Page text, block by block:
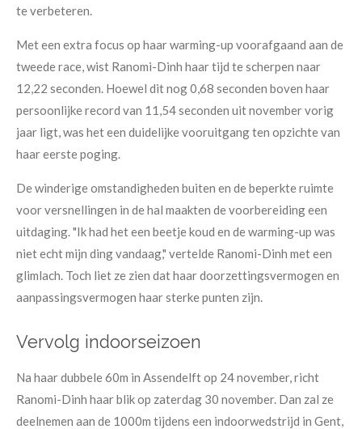
te verbeteren.
Met een extra focus op haar warming-up voorafgaand aan de
tweede race, wist Ranomi-Dinh haar tijd te scherpen naar
12,22 seconden. Hoewel dit nog 0,68 seconden boven haar
persoonlijke record van 11,54 seconden uit november vorig
jaar ligt, was het een duidelijke vooruitgang ten opzichte van
haar eerste poging.
De winderige omstandigheden buiten en de beperkte ruimte
voor versnellingen in de hal maakten de voorbereiding een
uitdaging. "Ik had het een beetje koud en de warming-up was
niet echt mijn ding vandaag," vertelde Ranomi-Dinh met een
glimlach. Toch liet ze zien dat haar doorzettingsvermogen en
aanpassingsvermogen haar sterke punten zijn.
Vervolg indoorseizoen
Na haar dubbele 60m in Assendelft op 24 november, richt
Ranomi-Dinh haar blik op zaterdag 30 november. Dan zal ze
deelnemen aan de 1000m tijdens een indoorwedstrijd in Gent,